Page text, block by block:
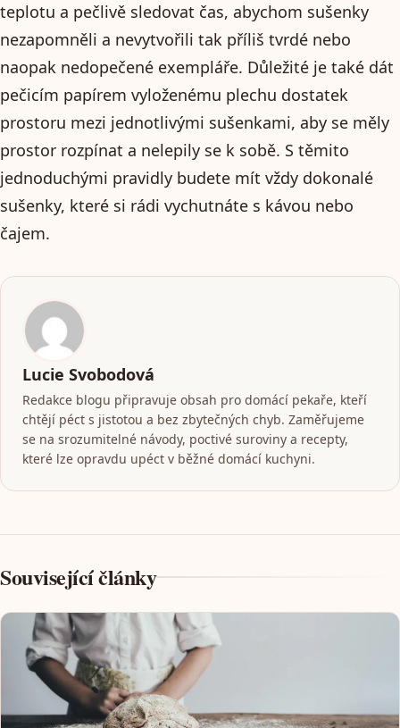
teplotu a pečlivě sledovat čas, abychom sušenky
nezapomněli a nevytvořili tak příliš tvrdé nebo
naopak nedopečené exempláře. Důležité je také dát
pečicím papírem vyloženému plechu dostatek
prostoru mezi jednotlivými sušenkami, aby se měly
prostor rozpínat a nelepily se k sobě. S těmito
jednoduchými pravidly budete mít vždy dokonalé
sušenky, které si rádi vychutnáte s kávou nebo
čajem.
Lucie Svobodová
Redakce blogu připravuje obsah pro domácí pekaře, kteří
chtějí péct s jistotou a bez zbytečných chyb. Zaměřujeme
se na srozumitelné návody, poctivé suroviny a recepty,
které lze opravdu upéct v běžné domácí kuchyni.
Související články